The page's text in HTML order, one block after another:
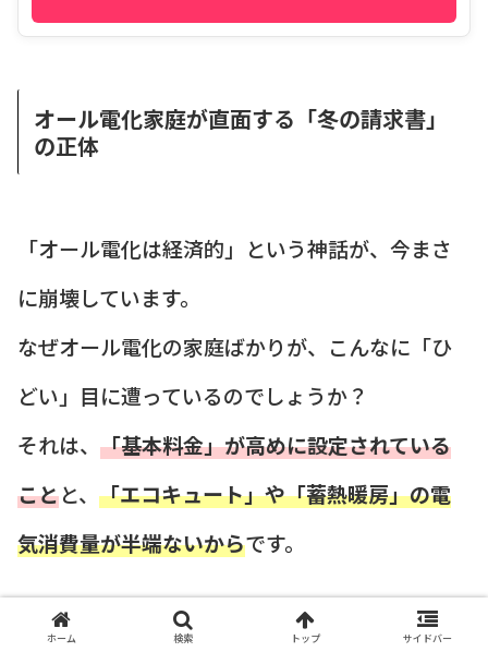
オール電化家庭が直面する「冬の請求書」
の正体
「オール電化は経済的」という神話が、今まさ
に崩壊しています。
なぜオール電化の家庭ばかりが、こんなに「ひ
どい」目に遭っているのでしょうか？
それは、 「基本料金」が高めに設定されている
ことと、 「エコキュート」や「蓄熱暖房」の電
気消費量が半端ないからです。
特にエコキュートは、深夜にお湯を沸かします
ホーム 検索 トップ サイドバー